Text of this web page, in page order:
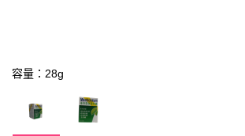
容量：28g